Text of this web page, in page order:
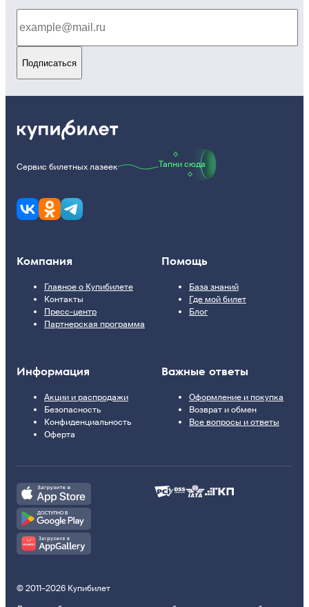
Подписаться
Сервис билетных лазеек Тапни сюда
Компания
Главное о Купибилете
Контакты
Пресс-центр
Партнерская программа
Помощь
База знаний
Где мой билет
Блог
Информация
Акции и распродажи
Безопасность
Конфиденциальность
Оферта
Важные ответы
Оформление и покупка
Возврат и обмен
Все вопросы и ответы
© 2011–2026 Купибилет